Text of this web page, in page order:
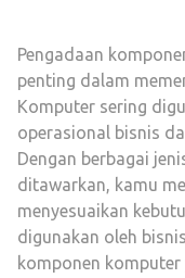
Pengadaan
penting dalam
Komputer sering
operasional bisnis
Dengan berbagai
ditawarkan, kamu
menyesuaikan
digunakan oleh
komponen